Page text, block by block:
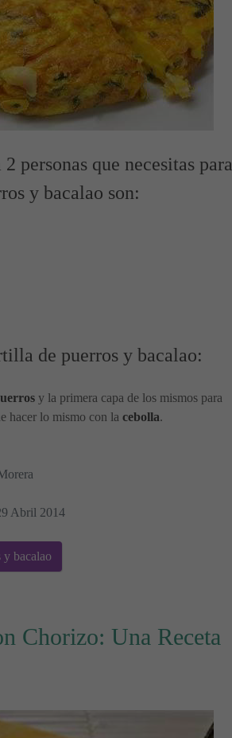
personas que necesitas para
y bacalao son:
de puerros y bacalao:
y la primera capa de los mismos para
hacer lo mismo con la cebolla.
Abril 2014
y bacalao
Chorizo: Una Receta